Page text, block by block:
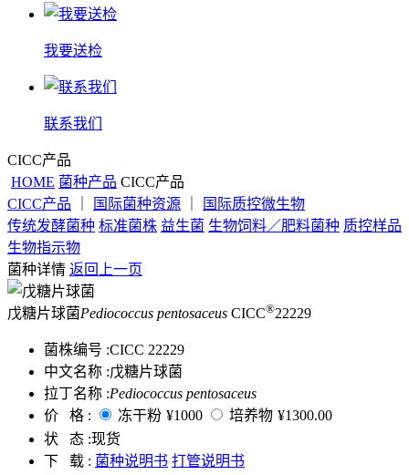
我要送检
联系我们
CICC产品
HOME 菌种产品 CICC产品
CICC产品
国际菌种资源
国际质控微生物
传统发酵菌种 标准菌株 益生菌 生物饲料／肥料菌种 质控样品
生物指示物
菌种详情 返回上一页
戊糖片球菌Pediococcus pentosaceus CICC®22229
菌株编号 :CICC 22229
中文名称 :戊糖片球菌
拉丁名称 :Pediococcus pentosaceus
价 格 :
冻干粉 ¥1000 培养物 ¥1300.00
状 态 :现货
下 载 : 菌种说明书 打管说明书